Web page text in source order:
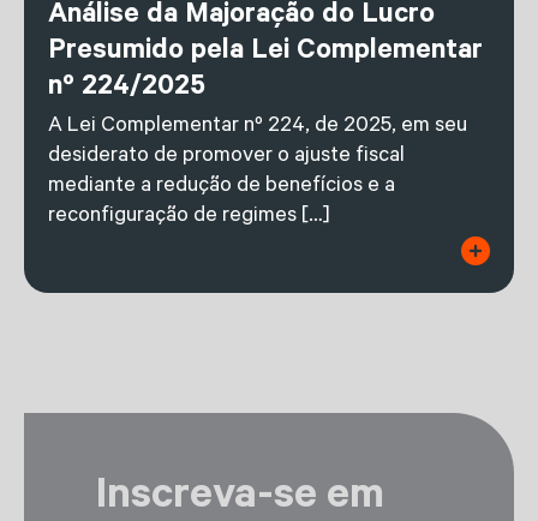
Análise da Majoração do Lucro
Presumido pela Lei Complementar
nº 224/2025
A Lei Complementar nº 224, de 2025, em seu
desiderato de promover o ajuste fiscal
mediante a redução de benefícios e a
reconfiguração de regimes […]
Inscreva-se em